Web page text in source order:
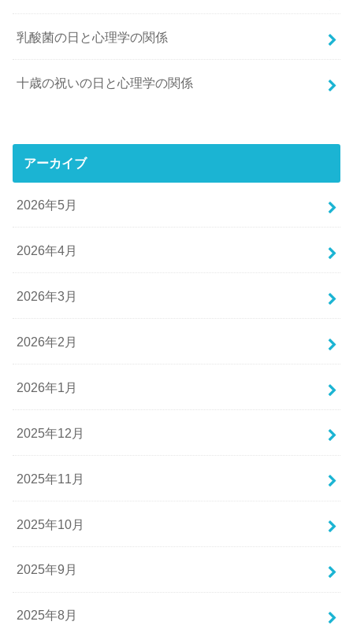
乳酸菌の日と心理学の関係
十歳の祝いの日と心理学の関係
アーカイブ
2026年5月
2026年4月
2026年3月
2026年2月
2026年1月
2025年12月
2025年11月
2025年10月
2025年9月
2025年8月